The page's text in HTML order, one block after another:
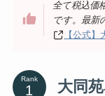
全て税込価
です。最新
【公式
Rank 大同